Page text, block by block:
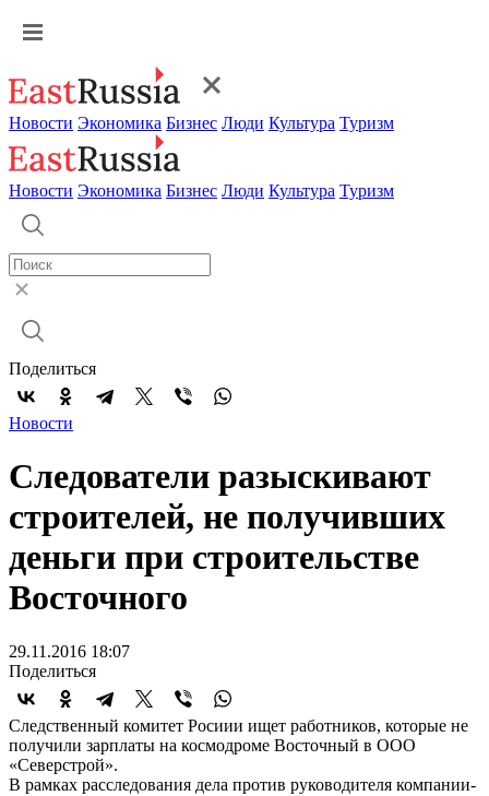
Новости Экономика Бизнес Люди Культура Туризм
Новости Экономика Бизнес Люди Культура Туризм
Поделиться
Новости
Следователи разыскивают
строителей, не получивших
деньги при строительстве
Восточного
29.11.2016 18:07
Поделиться
Следственный комитет Росиии ищет работников, которые не
получили зарплаты на космодроме Восточный в ООО
«Северстрой».
В рамках расследования дела против руководителя компании-